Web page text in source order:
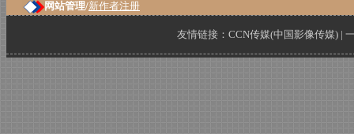
网站管理/新作者注册
友情链接： CCN传媒(中国影像传媒) |